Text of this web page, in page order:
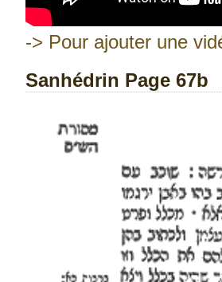
-> Pour ajouter une
Sanhédrin Page 67b